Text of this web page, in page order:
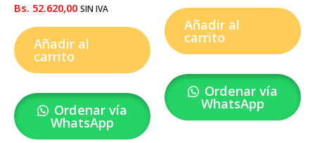
Bs. 52.620,00 SIN IVA
Añadir al
carrito
Ordenar vía
WhatsApp
Añadir al
carrito
Ordenar vía
WhatsApp